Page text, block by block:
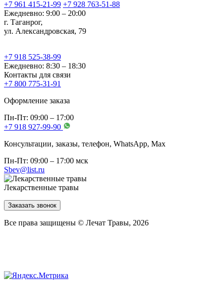
+7 961 415-21-99 +7 928 763-51-88
Ежедневно: 9:00 – 20:00
г. Таганрог,
ул. Александровская, 79
+7 918 525-38-99
Ежедневно: 8:30 – 18:30
Контакты для связи
+7 800 775-31-91
Оформление заказа
Пн-Пт: 09:00 – 17:00
+7 918 927-99-90
Консультации, заказы, телефон, WhatsApp, Мах
Пн-Пт: 09:00 – 17:00 мск
Sbev@list.ru
Лекарственные травы
Заказать звонок
Все права защищены © Лечат Травы, 2026